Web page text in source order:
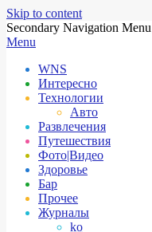
Skip to content
Secondary Navigation Menu
Menu
WNS
Интересно
Технологии
Авто
Развлечения
Путешествия
Фото|Видео
Здоровье
Бар
Прочее
Журналы
ko